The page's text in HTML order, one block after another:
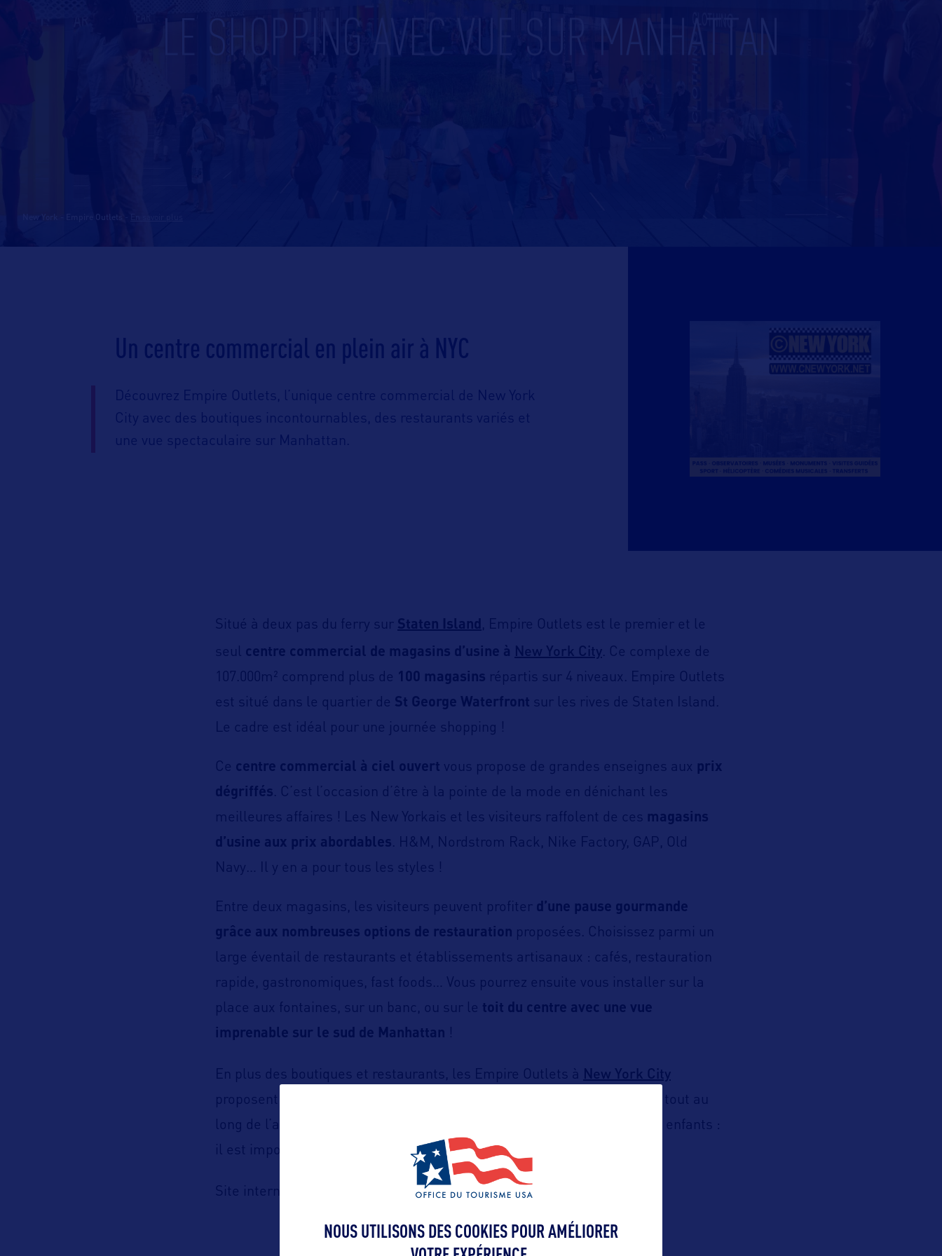
LE SHOPPING AVEC VUE SUR MANHATTAN
New York - Empire Outlets
Un centre commercial en plein air à NYC
Découvrez Empire Outlets, l’unique centre commercial de New York
City avec des boutiques incontournables, des restaurants variés et
une vue spectaculaire sur Manhattan.
Situé à deux pas du ferry sur Staten Island , Empire Outlets est le premier et le
seul centre commercial de magasins d’usine à New York City. Ce complexe de
107.000m² comprend plus de 100 magasins répartis sur 4 niveaux. Empire Outlets
est situé dans le quartier de St George Waterfront sur les rives de Staten Island.
Le cadre est idéal pour une journée shopping !
Ce centre commercial à ciel ouvert vous propose de grandes enseignes aux prix
dégriffés. C’est l’occasion d’être à la pointe de la mode en dénichant les
meilleures affaires ! Les New Yorkais et les visiteurs raffolent de ces magasins
d’usine aux prix abordables. H&M, Nordstrom Rack, Nike Factory, GAP, Old
Navy… Il y en a pour tous les styles !
Entre deux magasins, les visiteurs peuvent profiter d’une pause gourmande
grâce aux nombreuses options de restauration proposées. Choisissez parmi un
large éventail de restaurants et établissements artisanaux : cafés, restauration
rapide, gastronomiques, fast foods… Vous pourrez ensuite vous installer sur la
place aux fontaines, sur un banc, ou sur le toit du centre avec une vue
imprenable sur le sud de Manhattan !
En plus des boutiques et restaurants, les Empire Outlets à New York City
proposent des
avec des événements tout au
long de l’année. Concerts en plein air, offres spéciales, ateliers pour les enfants :
il est impossible de s’ennuyer aux « EO ».
Site internet : https://www.empireoutlets.nyc/
NOUS UTILISONS DES COOKIES POUR AMÉLIORER